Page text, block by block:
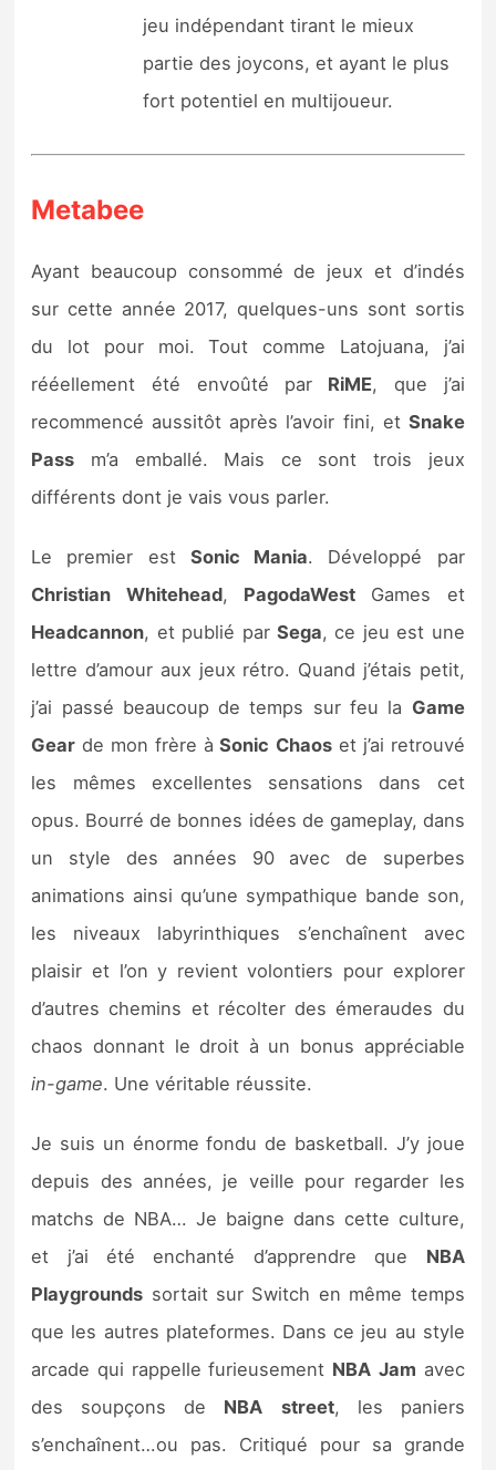
jeu indépendant tirant le mieux
partie des joycons, et ayant le plus
fort potentiel en multijoueur.
Metabee
Ayant beaucoup consommé de jeux et d’indés
sur cette année 2017, quelques-uns sont sortis
du lot pour moi. Tout comme Latojuana, j’ai
rééellement été envoûté par RiME, que j’ai
recommencé aussitôt après l’avoir fini, et Snake
Pass m’a emballé. Mais ce sont trois jeux
différents dont je vais vous parler.
Le premier est Sonic Mania. Développé par
Christian Whitehead, PagodaWestGames et
Headcannon, et publié par Sega, ce jeu est une
lettre d’amour aux jeux rétro. Quand j’étais petit,
j’ai passé beaucoup de temps sur feu la Game
Gear de mon frère àSonic Chaos et j’ai retrouvé
les mêmes excellentes sensations dans cet
opus. Bourré de bonnes idées de gameplay, dans
un style des années 90 avec de superbes
animations ainsi qu’une sympathique bande son,
les niveaux labyrinthiques s’enchaînent avec
plaisir et l’on y revient volontiers pour explorer
d’autres chemins et récolter des émeraudes du
chaos donnant le droit à un bonus appréciable
in-game. Une véritable réussite.
Je suis un énorme fondu de basketball. J’y joue
depuis des années, je veille pour regarder les
matchs de NBA… Je baigne dans cette culture,
et j’ai été enchanté d’apprendre que NBA
Playgrounds sortait sur Switch en même temps
que les autres plateformes. Dans ce jeu au style
arcade qui rappelle furieusement NBA Jam avec
des soupçons de NBA street, les paniers
s’enchaînent…ou pas. Critiqué pour sa grande